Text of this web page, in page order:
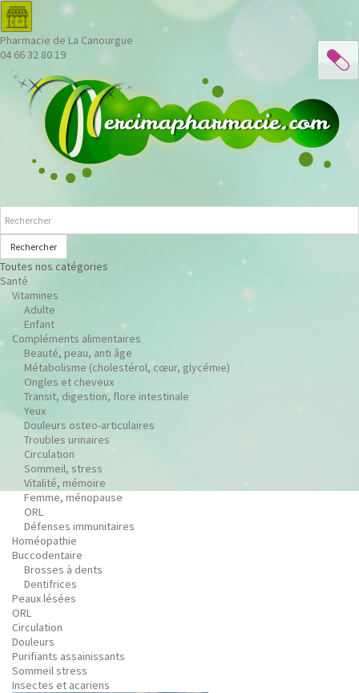
Pharmacie de La Canourgue
04 66 32 80 19
Rechercher
Toutes nos catégories
Santé
Vitamines
Adulte
Enfant
Compléments alimentaires
Beauté, peau, anti âge
Métabolisme (cholestérol, cœur, glycémie)
Ongles et cheveux
Transit, digestion, flore intestinale
Yeux
Douleurs osteo-articulaires
Troubles urinaires
Circulation
Sommeil, stress
Vitalité, mémoire
Femme, ménopause
ORL
Défenses immunitaires
Homéopathie
Buccodentaire
Brosses à dents
Dentifrices
Peaux lésées
ORL
Circulation
Douleurs
Purifiants assainissants
Sommeil stress
Insectes et acariens